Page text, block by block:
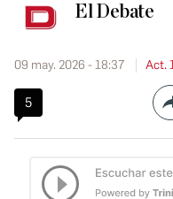
El Debate
09 may. 2026 - 18:37 Act.
5